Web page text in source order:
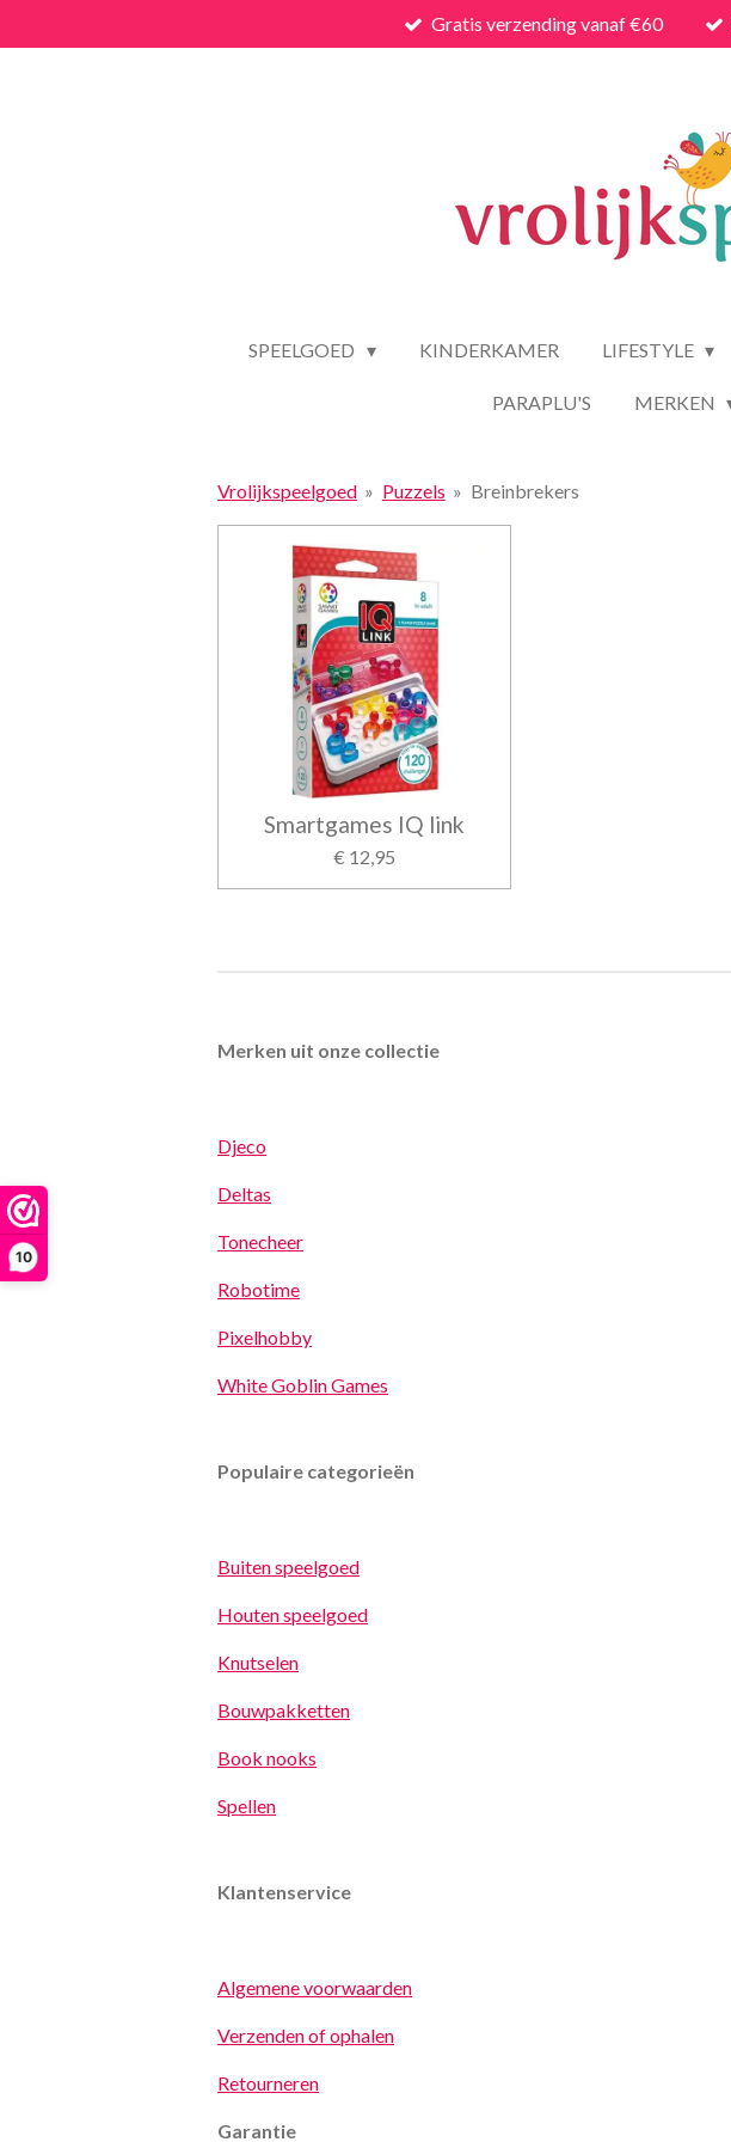
10
direct
Gratis verzending vanaf €60
SPEELGOED KINDERKAMER LIFESTYLE
PARAPLU'S MERKEN
Vrolijkspeelgoed » Puzzels » Breinbrekers
Smartgames IQ link
€ 12,95
Merken uit onze collectie
Djeco
Deltas
Tonecheer
Robotime
Pixelhobby
White Goblin Games
Populaire categorieën
Buiten speelgoed
Houten speelgoed
Knutselen
Bouwpakketten
Book nooks
Spellen
Klantenservice
Algemene voorwaarden
Verzenden of ophalen
Retourneren
Garantie